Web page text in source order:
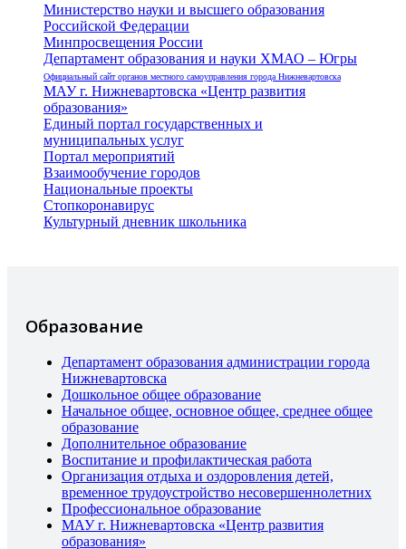
Министерство науки и высшего образования
Российской Федерации
Минпросвещения России
Департамент образования и науки ХМАО – Югры
Официальный сайт органов местного самоуправления города Нижневартовска
МАУ г. Нижневартовска «Центр развития
образования»
Единый портал государственных и
муниципальных услуг
Портал мероприятий
Взаимообучение городов
Национальные проекты
Стопкоронавирус
Культурный дневник школьника
Образование
Департамент образования администрации города
Нижневартовска
Дошкольное общее образование
Начальное общее, основное общее, среднее общее
образование
Дополнительное образование
Воспитание и профилактическая работа
Организация отдыха и оздоровления детей,
временное трудоустройство несовершеннолетних
Профессиональное образование
МАУ г. Нижневартовска «Центр развития
образования»